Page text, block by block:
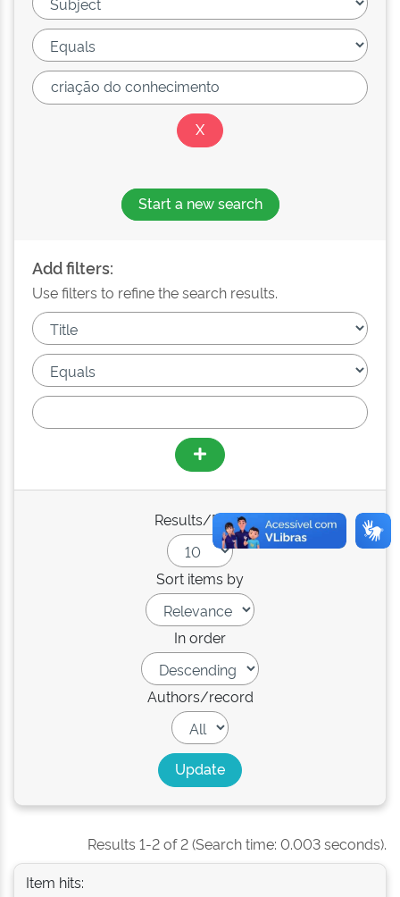
Start a new search
Add filters:
Use filters to refine the search results.
Results/Page
Sort items by
In order
Authors/record
Results 1-2 of 2 (Search time: 0.003 seconds).
Item hits: